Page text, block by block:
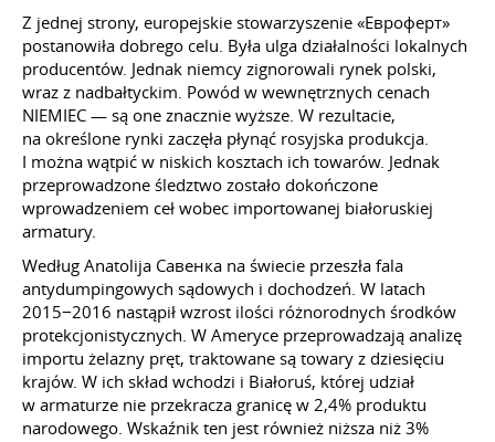
Z jednej strony, europejskie stowarzyszenie «Евроферт»
postanowiła dobrego celu. Była ulga działalności lokalnych
producentów. Jednak niemcy zignorowali rynek polski,
wraz z nadbałtyckim. Powód w wewnętrznych cenach
NIEMIEC — są one znacznie wyższe. W rezultacie,
na określone rynki zaczęła płynąć rosyjska produkcja.
I można wątpić w niskich kosztach ich towarów. Jednak
przeprowadzone śledztwo zostało dokończone
wprowadzeniem ceł wobec importowanej białoruskiej
armatury.
Według Anatolija Савенка na świecie przeszła fala
antydumpingowych sądowych i dochodzeń. W latach
2015−2016 nastąpił wzrost ilości różnorodnych środków
protekcjonistycznych. W Ameryce przeprowadzają analizę
importu żelazny pręt, traktowane są towary z dziesięciu
krajów. W ich skład wchodzi i Białoruś, której udział
w armaturze nie przekracza granicę w 2,4% produktu
narodowego. Wskaźnik ten jest również niższa niż 3%